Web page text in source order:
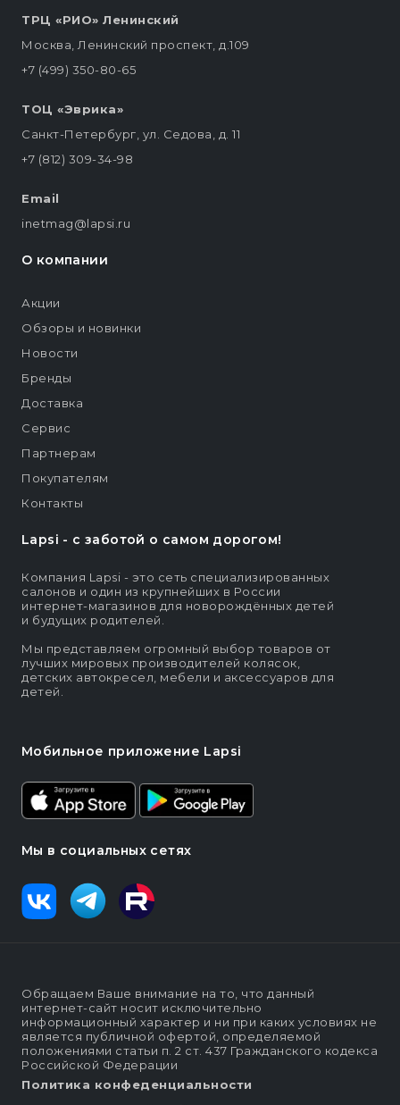
Lapsi - c заботой о самом дорогом!
Компания Lapsi - это сеть специализированных
салонов и один из крупнейших в России
интернет-магазинов для новорождённых детей
и будущих родителей.
Мы представляем огромный выбор товаров от
лучших мировых производителей колясок,
детских автокресел, мебели и аксессуаров для
детей.
Мобильное приложение Lapsi
Мы в социальных сетях
ТРЦ «РИО» Ленинский
Москва, Ленинский проспект, д.109
+7 (499) 350-80-65
ТОЦ «Эврика»
Санкт-Петербург, ул. Седова, д. 11
+7 (812) 309-34-98
Email
inetmag@lapsi.ru
О компании
Акции
Обзоры и новинки
Новости
Бренды
Доставка
Сервис
Партнерам
Покупателям
Контакты
Обращаем Ваше внимание на то, что данный
интернет-сайт носит исключительно
информационный характер и ни при каких условиях не
является публичной офертой, определяемой
положениями статьи п. 2 ст. 437 Гражданского кодекса
Российской Федерации
Политика конфеденциальности